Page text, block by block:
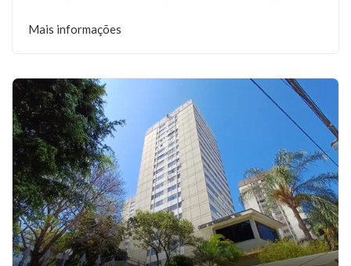
Mais informações